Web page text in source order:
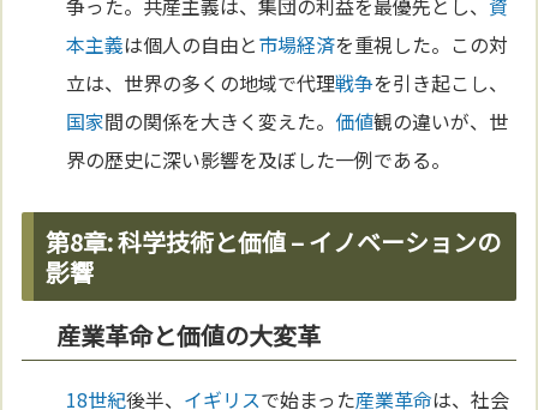
本主義は個人の自由と市場経済を重視した。この対
立は、世界の多くの地域で代理戦争を引き起こし、
国家間の関係を大きく変えた。 価値観の違いが、世
界の歴史に深い影響を及ぼした一例である。
第8章: 科学技術と価値 – イノベーションの
影響
産業革命と価値の大変革
18世紀後半、 イギリスで始まった産業革命は、社会